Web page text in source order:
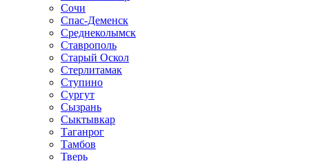
Сочи
Спас-Деменск
Среднеколымск
Ставрополь
Старый Оскол
Стерлитамак
Ступино
Сургут
Сызрань
Сыктывкар
Таганрог
Тамбов
Тверь